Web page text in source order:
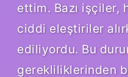
ettim. Bazı işçiler,
ciddi eleştiriler
ediliyordu. Bu
gerekliliklerinden